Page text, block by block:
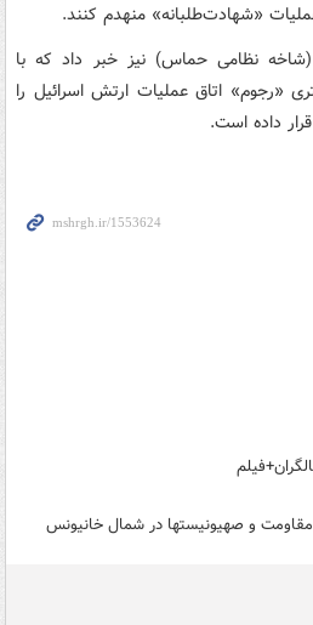
(شاخه نظامی حماس) نیز خبر داد که با
۱۱۴ میلیمتری «رجوم» اتاق عملیات ارتش اسرائیل را
داده است.
و صهیونیستها در شمال خانیونس